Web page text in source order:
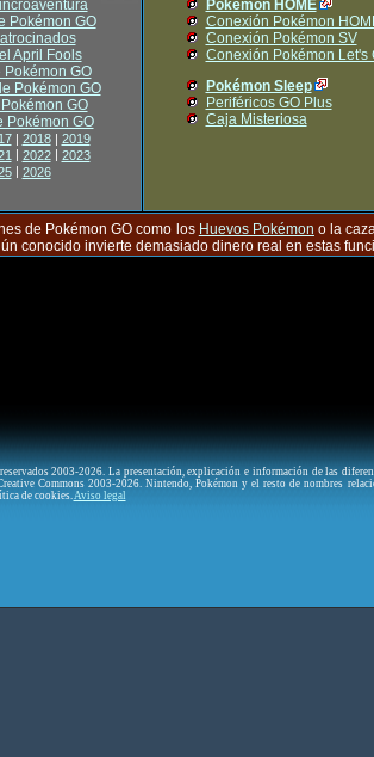
Pokémon GO
April Fools
Pokémon GO
Pokémon GO
GO
Pokémon GO
| 2018| 2019
| 2022| 2023
| 2026
Pokémon HOME
Conexión Pokémon
Conexión Pokémon SV
Conexión Pokémon Let's
Pokémon Sleep
Periféricos GO Plus
Caja Misteriosa
de Pokémon GO como los Huevos Pokémon o la
conocido invierte demasiado dinero real en estas
2003-2026. La presentación, explicación e información de las
Commons 2003-2026. Nintendo, Pokémon y el resto de nombres
de cookies. Aviso legal